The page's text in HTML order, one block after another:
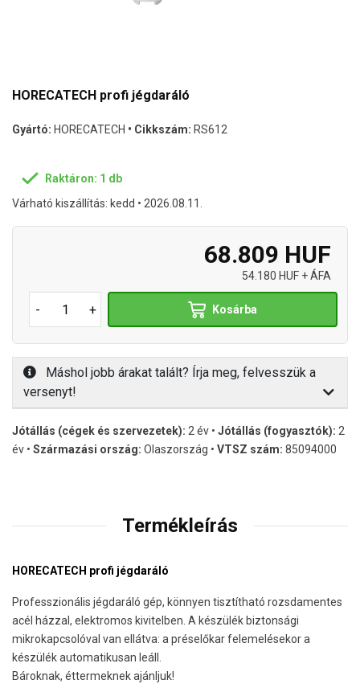
HORECATECH profi jégdaráló
Gyártó: HORECATECH • Cikkszám: RS612
Raktáron: 1 db
Várható kiszállítás: kedd • 2026.08.11.
68.809 HUF
54.180 HUF + ÁFA
- + Kosárba
Máshol jobb árakat talált? Írja meg, felvesszük a
versenyt!
Jótállás (cégek és szervezetek): 2 év • Jótállás (fogyasztók): 2
év • Származási ország: Olaszország • VTSZ szám: 85094000
Termékleírás
HORECATECH profi jégdaráló
Professzionális jégdaráló gép, könnyen tisztítható rozsdamentes
acél házzal, elektromos kivitelben. A készülék biztonsági
mikrokapcsolóval van ellátva: a préselőkar felemelésekor a
készülék automatikusan leáll.
Bároknak, éttermeknek ajánljuk!